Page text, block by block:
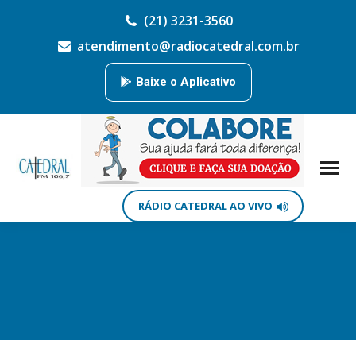
(21) 3231-3560
atendimento@radiocatedral.com.br
Baixe o Aplicativo
RÁDIO CATEDRAL AO VIVO